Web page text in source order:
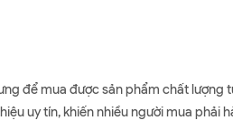
để mua được sản phẩm chất lượng
uy tín, khiến nhiều người mua phải